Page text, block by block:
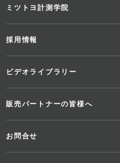
ミツトヨ計測学院
採用情報
ビデオライブラリー
販売パートナーの皆様へ
お問合せ